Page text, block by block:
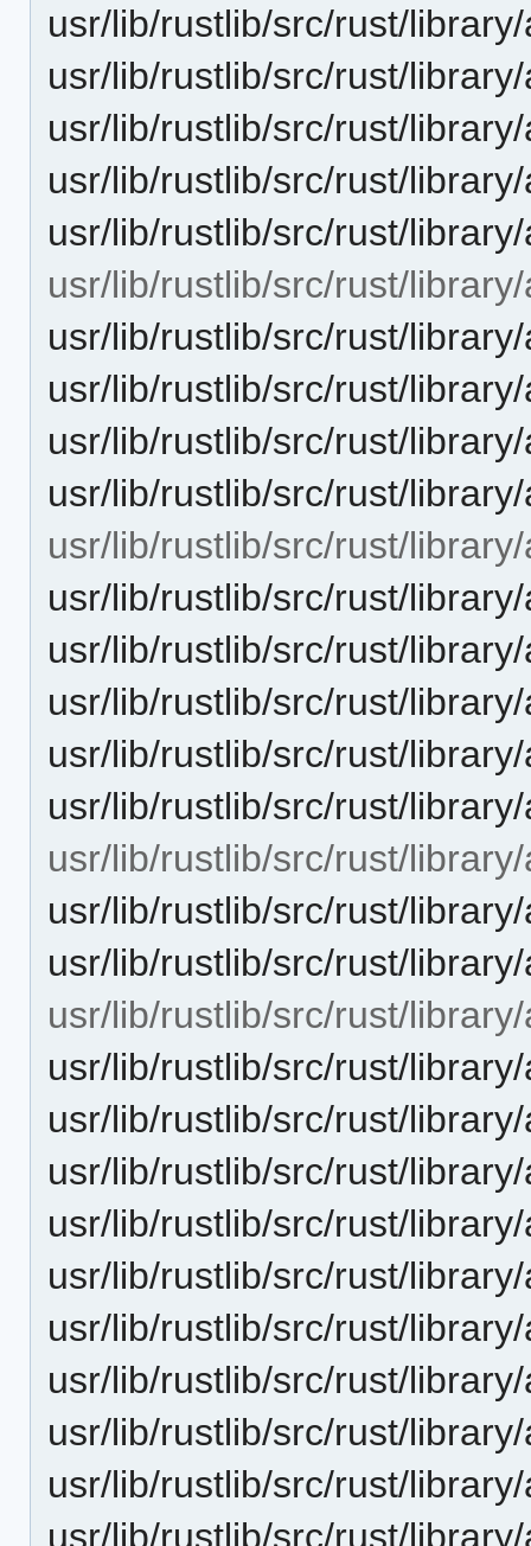
usr/lib/rustlib/src/rust/
usr/lib/rustlib/src/rust/
usr/lib/rustlib/src/rust/
usr/lib/rustlib/src/rust/
usr/lib/rustlib/src/rust/
usr/lib/rustlib/src/rust/
usr/lib/rustlib/src/rust/
usr/lib/rustlib/src/rust/
usr/lib/rustlib/src/rust/
usr/lib/rustlib/src/rust/
usr/lib/rustlib/src/rust/
usr/lib/rustlib/src/rust/
usr/lib/rustlib/src/rust/
usr/lib/rustlib/src/rust/
usr/lib/rustlib/src/rust/
usr/lib/rustlib/src/rust/
usr/lib/rustlib/src/rust/
usr/lib/rustlib/src/rust/
usr/lib/rustlib/src/rust/
usr/lib/rustlib/src/rust/
usr/lib/rustlib/src/rust/
usr/lib/rustlib/src/rust/
usr/lib/rustlib/src/rust/
usr/lib/rustlib/src/rust/
usr/lib/rustlib/src/rust/
usr/lib/rustlib/src/rust/
usr/lib/rustlib/src/rust/
usr/lib/rustlib/src/rust/
usr/lib/rustlib/src/rust/
usr/lib/rustlib/src/rust/